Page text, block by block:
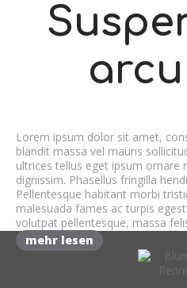
Lorem ipsum dolor sit amet,
blandit massa vel mauris
ultrices tellus eget ipsum ornare
dignissim. Phasellus fringilla
Pellentesque habitant morbi
malesuada fames ac turpis
volutpat pellentesque, massa
mehr lesen